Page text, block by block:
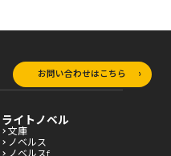
お問い合わせはこちら
ライトノベル
文庫
ノベルス
ノベルスf